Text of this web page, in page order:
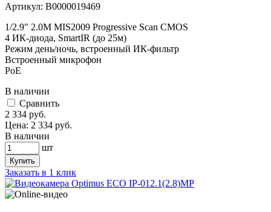
Артикул: В0000019469
1/2.9" 2.0M MIS2009 Progressive Scan CMOS
4 ИК-диода, SmartIR (до 25м)
Режим день/ночь, встроенный ИК-фильтр
Встроенный микрофон
PoE
В наличии
Cравнить
2 334 руб.
Цена: 2 334 руб.
В наличии
шт
Купить
Заказать в 1 клик